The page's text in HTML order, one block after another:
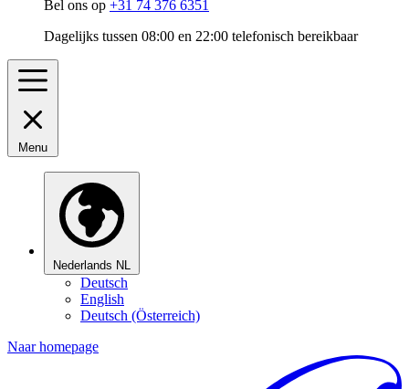
Bel ons op +31 74 376 6351
Dagelijks tussen 08:00 en 22:00 telefonisch bereikbaar
Menu
Nederlands NL
Deutsch
English
Deutsch (Österreich)
Naar homepage